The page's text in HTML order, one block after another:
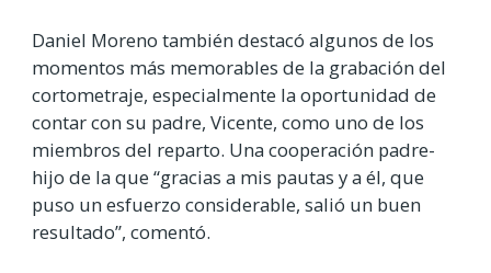
Daniel Moreno también destacó algunos de los
momentos más memorables de la grabación del
cortometraje, especialmente la oportunidad de
contar con su padre, Vicente, como uno de los
miembros del reparto. Una cooperación padre-
hijo de la que “gracias a mis pautas y a él, que
puso un esfuerzo considerable, salió un buen
resultado”, comentó.